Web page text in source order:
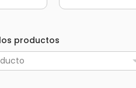
productos